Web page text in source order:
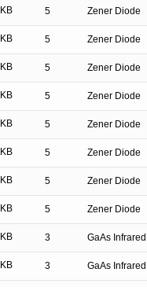
5 Zener Diode
5 Zener Diode
5 Zener Diode
5 Zener Diode
5 Zener Diode
5 Zener Diode
5 Zener Diode
5 Zener Diode
3 GaAs
3 GaAs